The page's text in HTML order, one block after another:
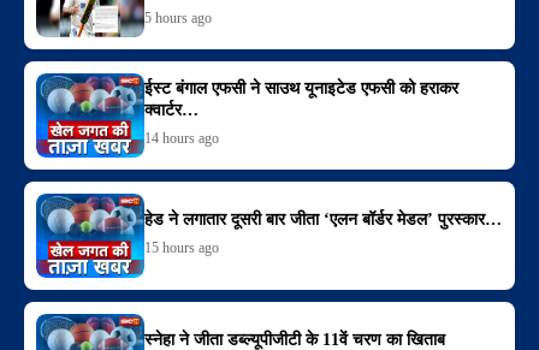
5 hours ago
ईस्ट बंगाल एफसी ने साउथ यूनाइटेड एफसी को हराकर
क्वार्टर…
14 hours ago
हेड ने लगातार दूसरी बार जीता ‘एलन बॉर्डर मेडल’ पुरस्कार…
15 hours ago
स्नेहा ने जीता डब्ल्यूपीजीटी के 11वें चरण का खिताब